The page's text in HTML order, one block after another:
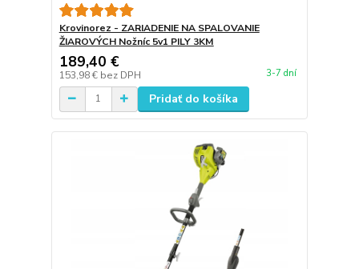
Krovinorez - ZARIADENIE NA SPALOVANIE
ŽIAROVÝCH Nožníc 5v1 PILY 3KM
189,40 €
153,98 € bez DPH 3-7 dní
Pridať do košíka